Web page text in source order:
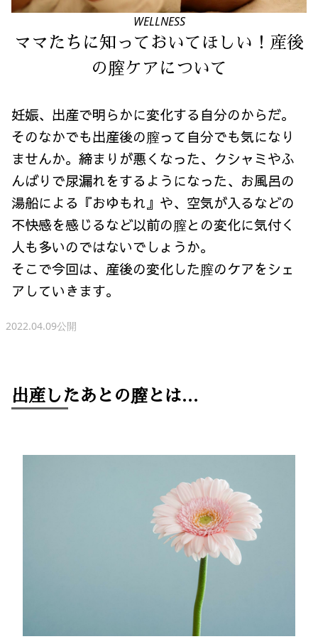
WELLNESS
ママたちに知っておいてほしい！産後
の膣ケアについて
妊娠、出産で明らかに変化する自分のからだ。
そのなかでも出産後の膣って自分でも気になり
ませんか。締まりが悪くなった、クシャミやふ
んばりで尿漏れをするようになった、お風呂の
湯船による『おゆもれ』や、空気が入るなどの
不快感を感じるなど以前の膣との変化に気付く
人も多いのではないでしょうか。
そこで今回は、産後の変化した膣のケアをシェ
アしていきます。
2022.04.09公開
出産したあとの膣とは…